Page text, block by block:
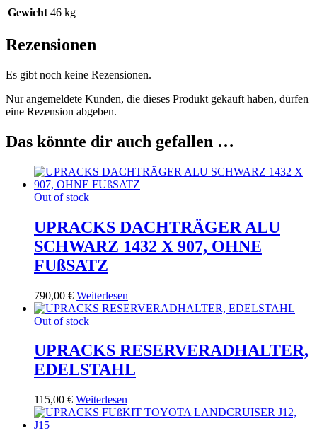
Gewicht 46 kg
Rezensionen
Es gibt noch keine Rezensionen.
Nur angemeldete Kunden, die dieses Produkt gekauft haben, dürfen
eine Rezension abgeben.
Das könnte dir auch gefallen …
Out of stock
UPRACKS DACHTRÄGER ALU
SCHWARZ 1432 X 907, OHNE
FUßSATZ
790,00 € Weiterlesen
Out of stock
UPRACKS RESERVERADHALTER,
EDELSTAHL
115,00 € Weiterlesen